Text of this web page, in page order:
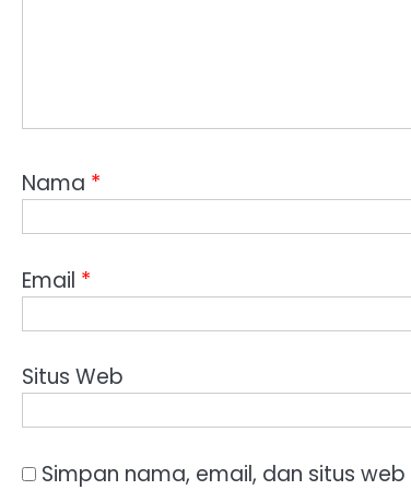
Nama *
Email *
Situs Web
Simpan nama, email, dan situs